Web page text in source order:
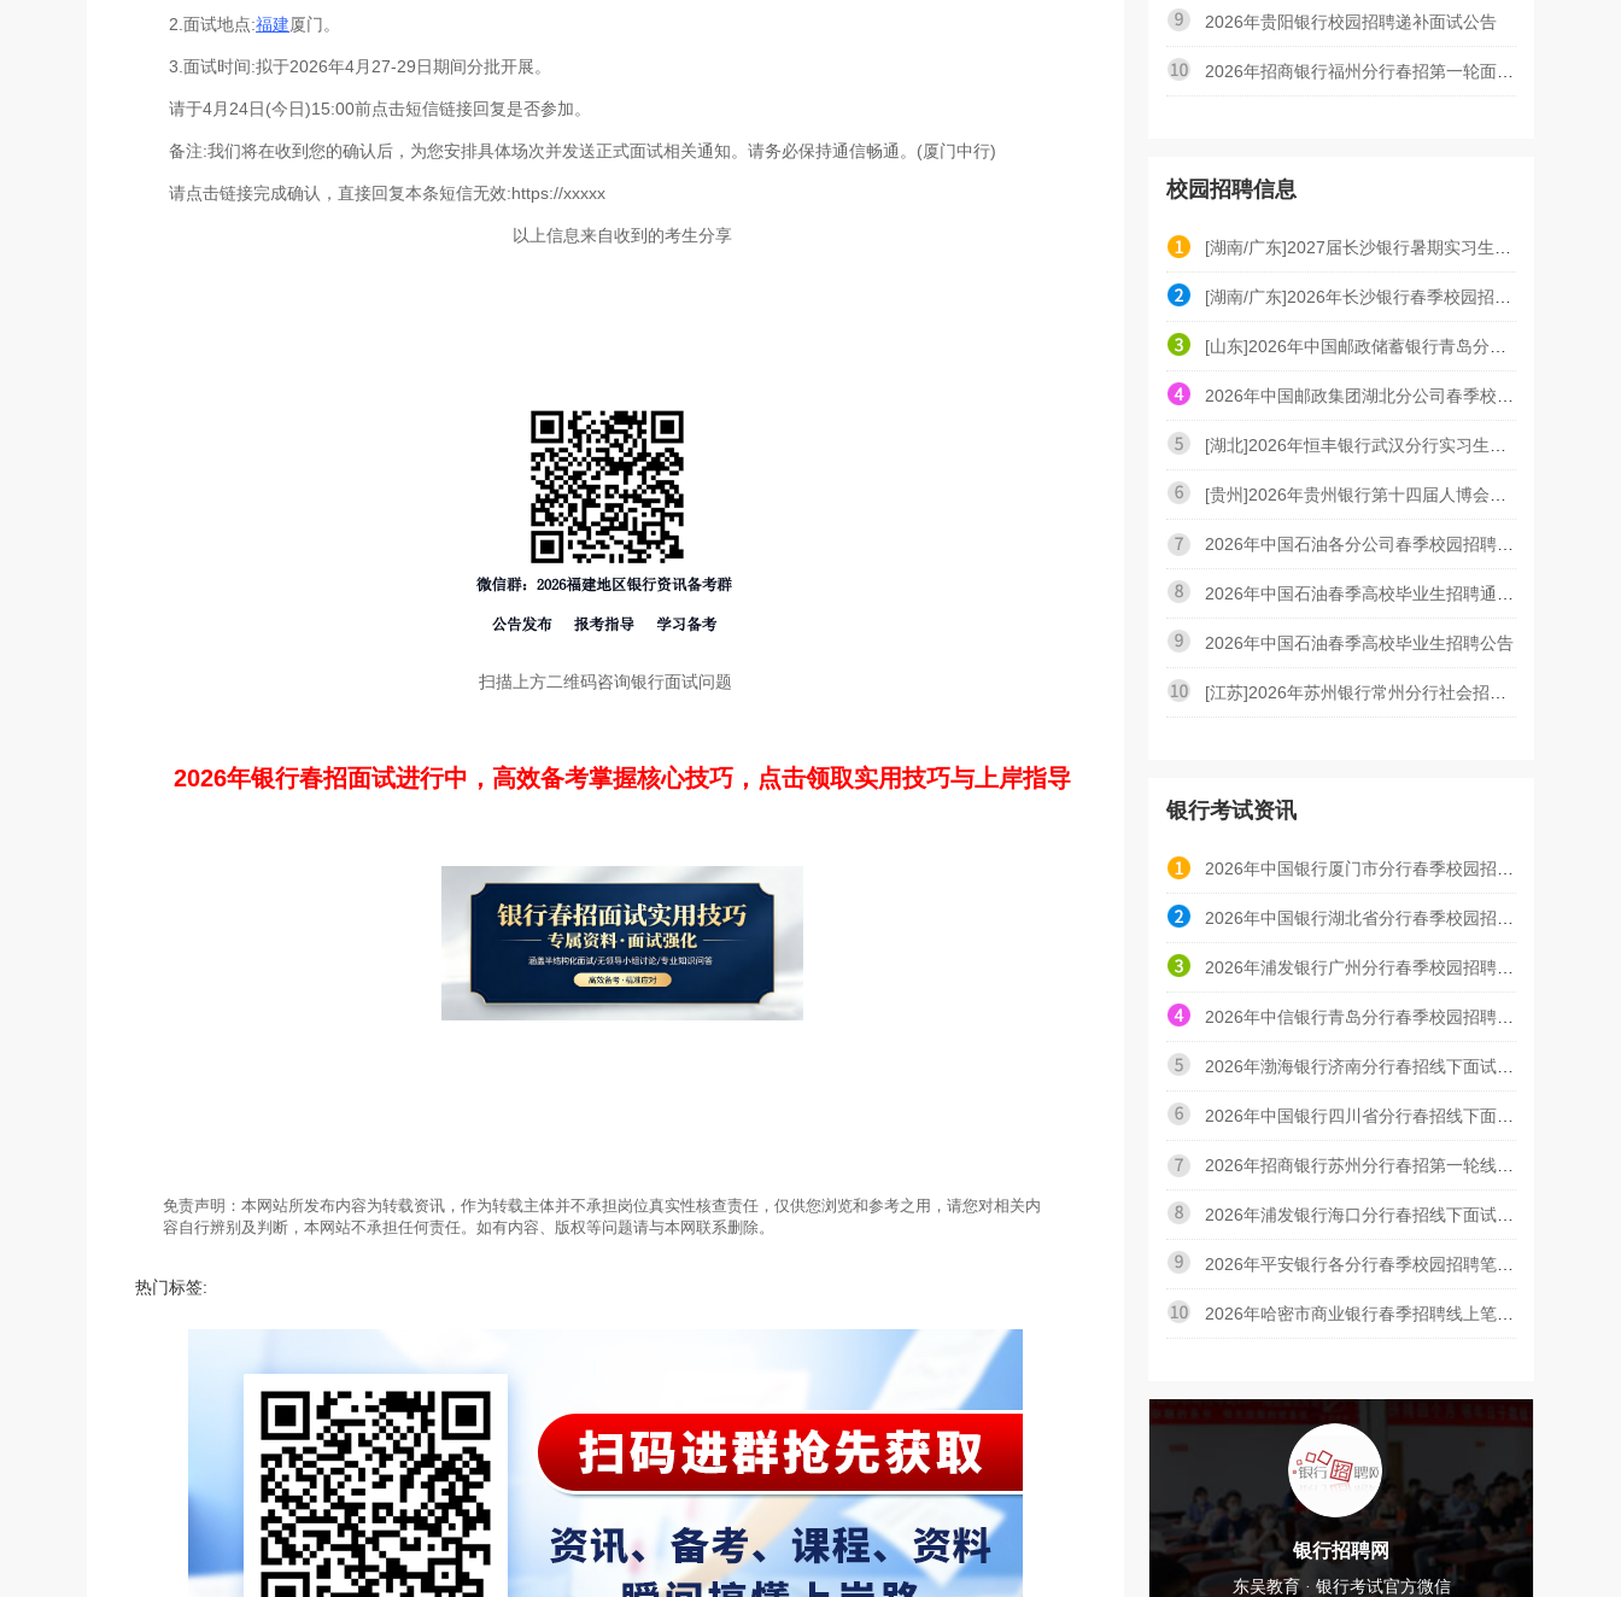
2.面试地点:福建厦门。
3.面试时间:拟于2026年4月27-29日期间分批开展。
请于4月24日(今日)15:00前点击短信链接回复是否参加。
备注:我们将在收到您的确认后，为您安排具体场次并发送正式面试相关通知。请务必保持通信畅通。(厦门中行)
请点击链接完成确认，直接回复本条短信无效:https://xxxxx
以上信息来自收到的考生分享
扫描上方二维码咨询银行面试问题
2026年银行春招面试进行中，高效备考掌握核心技巧，点击领取实用技巧与上岸指导
免责声明：本网站所发布内容为转载资讯，作为转载主体并不承担岗位真实性核查责任，仅供您浏览和参考之用，请您对相关内
容自行辨别及判断，本网站不承担任何责任。如有内容、版权等问题请与本网联系删除。
热门标签:
2026年贵阳银行校园招聘递补面试公告
校园招聘信息
2026年中国石油春季高校毕业生招聘公告
银行考试资讯
银行招聘网
东吴教育 · 银行考试官方微信